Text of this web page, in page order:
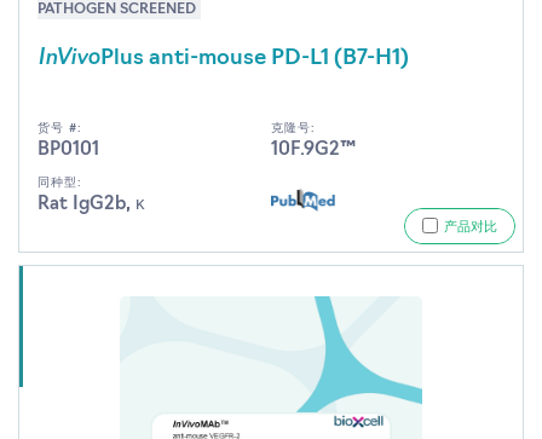
PATHOGEN SCREENED
InVivoPlus anti-mouse PD-L1 (B7-H1)
货号 #:
BP0101
克隆号:
10F.9G2™
同种型:
Rat IgG2b, κ
产品对比